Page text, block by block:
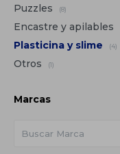
Puzzles (8)
Encastre y apilables
Plasticina y slime (4)
Otros (1)
Marcas